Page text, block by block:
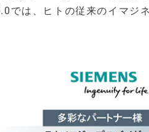
では、ヒトの従来のイマジ